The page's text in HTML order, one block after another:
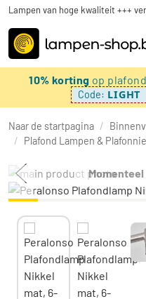
Lampen van hoge kwaliteit +++
10% korting op
Code: LIGHT
Naar de startpagina /
/ Plafond Lampen &